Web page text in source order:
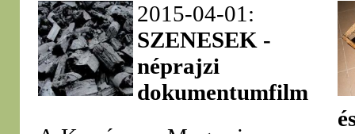
2015-04-01:
SZENESEK -
néprajzi
dokumentumfilm